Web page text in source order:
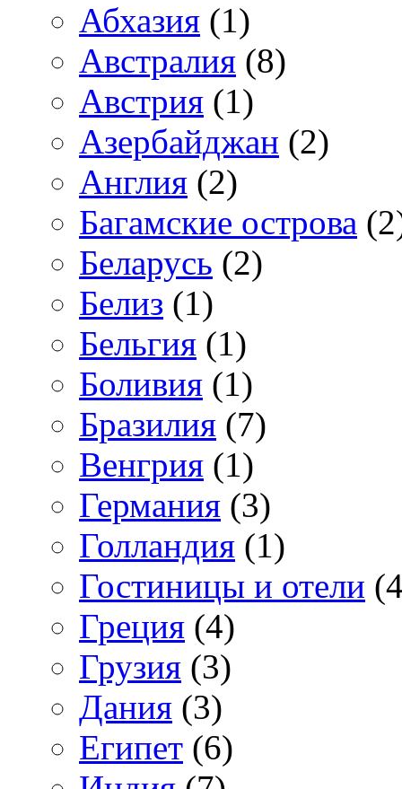
Абхазия (1)
Австралия (8)
Австрия (1)
Азербайджан (2)
Англия (2)
Багамские острова
Беларусь (2)
Белиз (1)
Бельгия (1)
Боливия (1)
Бразилия (7)
Венгрия (1)
Германия (3)
Голландия (1)
Гостиницы и отели
Греция (4)
Грузия (3)
Дания (3)
Египет (6)